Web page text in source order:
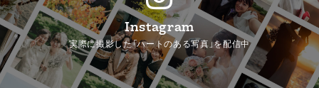
Instagram
実際に撮影した「ハートのある写真」を配信中